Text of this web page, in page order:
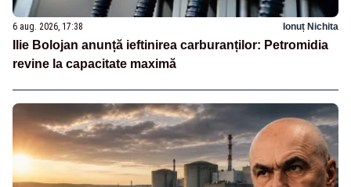
6 aug. 2026, 17:38 Ionuț Nichita
Ilie Bolojan anunță ieftinirea carburanților: Petromidia
revine la capacitate maximă